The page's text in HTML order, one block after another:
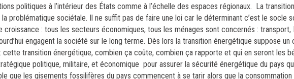
politiques à l’intérieur des États comme à l’échelle des espaces régionaux. La
problématique sociétale. Il ne suffit pas de faire une loi car le déterminant c’est le socle
croissance : tous les secteurs économiques, tous les ménages sont concernés : transport,
engagent la société sur le long terme. Dès lors la transition énergétique suppose un
cette transition énergétique, combien ça coûte, combien ça rapporte et qui en seront les
politique, militaire, et économique pour assurer la sécurité énergétique du pays
que les gisements fossilifères du pays commencent à se tarir alors que la consommation